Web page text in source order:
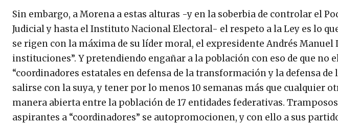
Sin embargo, a Morena a estas alturas -y en la soberbia de controlar el
Judicial y hasta el Instituto Nacional Electoral- el respeto a la Ley es lo
se rigen con la máxima de su líder moral, el expresidente Andrés Manuel
instituciones”. Y pretendiendo engañar a la población con eso de que no
“coordinadores estatales en defensa de la transformación y la defensa
salirse con la suya, y tener por lo menos 10 semanas más que cualquier
manera abierta entre la población de 17 entidades federativas.
aspirantes a “coordinadores” se autopromocionen, y con ello a sus